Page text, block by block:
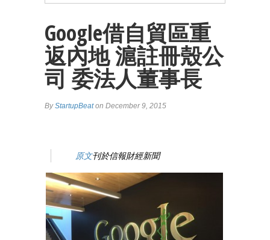
Google借自貿區重
返內地 滬註冊殼公
司 委法人董事長
ByStartupBeaton December 9, 2015
原文刊於信報財經新聞